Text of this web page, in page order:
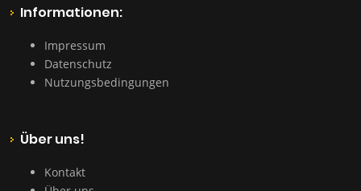
Informationen:
Impressum
Datenschutz
Nutzungsbedingungen
Über uns!
Kontakt